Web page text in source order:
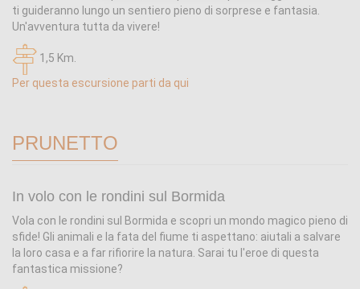
ti guideranno lungo un sentiero pieno di sorprese e fantasia.
Un'avventura tutta da vivere!
1,5 Km.
Per questa escursione parti da qui
PRUNETTO
In volo con le rondini sul Bormida
Vola con le rondini sul Bormida e scopri un mondo magico pieno di
sfide! Gli animali e la fata del fiume ti aspettano: aiutali a salvare
la loro casa e a far rifiorire la natura. Sarai tu l'eroe di questa
fantastica missione?